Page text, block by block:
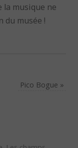
la musique ne
du musée !
Pico Bogue »